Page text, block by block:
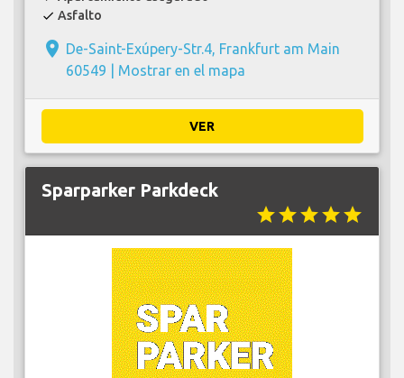
check Asfalto
place De-Saint-Exúpery-Str.4, Frankfurt am Main
60549 | Mostrar en el mapa
VER
Sparparker Parkdeck
starstarstarstarstar